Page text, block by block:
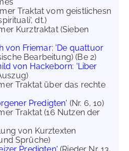
Traktat vom geistlichesn
dt.)
Kurztraktat (Sieben
von Friemar: 'De quattuor
Bearbeitung) (Be 2)
von Hackeborn: 'Liber
Traktat über das rechte
Predigten' (Nr. 6, 10)
Traktat (16 Nutzen der
von Kurztexten
Sprüche)